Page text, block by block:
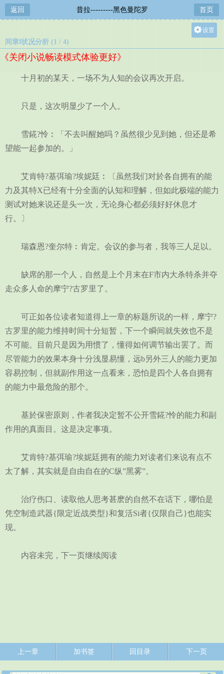
返回 昔拉---------黑色曼陀罗 首页
设置
间章Ⅰ状况分析 (1 / 4)
《关闭小说畅读模式体验更好》
十月初的某天，一场不为人知的会议再次开启。
只是，这次明显少了一个人。
雪錵?怜︰「不去叫醒她吗？虽然很少见到她，但还是希
望能一起参加的。」
艾肯特?基弭瑜?埃妮廷︰〔虽然我们对於各自拥有的能
力及其特X已经有十分全面的认知和理解，但如此极端的能力
测试对她来说还是头一次，无论身心都必须好好休息才
行。〕
瑞森恩?奎尔特︰肯定。会议的参与者，我等三人足以。
缺席的那一个人，自然是上个月末在F市内大杀特杀并夺
走众多人命的摩宁?古罗里了。
可正如各位读者知道得上一章的标题所说的一样，摩宁?
古罗里的能力维持时间十分短暂，下一个瞬间就失效也不是
不可能。目前只是因为用惯了，懂得如何调节输出罢了。而
尽管能力的效果本身十分浅显易懂，远b另外三人的能力更加
容易控制，但就副作用这一点看来，恐怕是四个人各自拥有
的能力中最危险的那个。
基於保密原则，作者我决定暂不公开雪錵?怜的能力和副
作用的真面目。这是决定事项。
艾肯特?基弭瑜?埃妮廷拥有的能力对读者们来说有点不
太了解，其实就是自由自在的C纵”黑雾”。
治疗伤口、读取他人思考甚麽的自然不在话下，哪怕是
凭空制造武器{限定近战类型}和复活Si者{仅限自己}也能实
现。
内容未完，下一页继续阅读
上一章 加书签 回目录 下一页